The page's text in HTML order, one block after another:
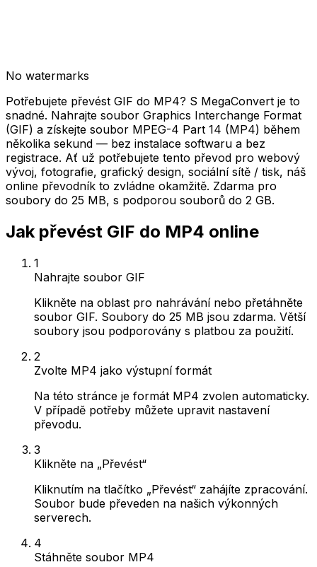
No watermarks
Potřebujete převést GIF do MP4? S MegaConvert je to
snadné. Nahrajte soubor Graphics Interchange Format
(GIF) a získejte soubor MPEG-4 Part 14 (MP4) během
několika sekund — bez instalace softwaru a bez
registrace. Ať už potřebujete tento převod pro webový
vývoj, fotografie, grafický design, sociální sítě / tisk, náš
online převodník to zvládne okamžitě. Zdarma pro
soubory do 25 MB, s podporou souborů do 2 GB.
Jak převést GIF do MP4 online
1
Nahrajte soubor GIF
Klikněte na oblast pro nahrávání nebo přetáhněte
soubor GIF. Soubory do 25 MB jsou zdarma. Větší
soubory jsou podporovány s platbou za použití.
2
Zvolte MP4 jako výstupní formát
Na této stránce je formát MP4 zvolen automaticky.
V případě potřeby můžete upravit nastavení
převodu.
3
Klikněte na „Převést“
Kliknutím na tlačítko „Převést“ zahájíte zpracování.
Soubor bude převeden na našich výkonných
serverech.
4
Stáhněte soubor MP4